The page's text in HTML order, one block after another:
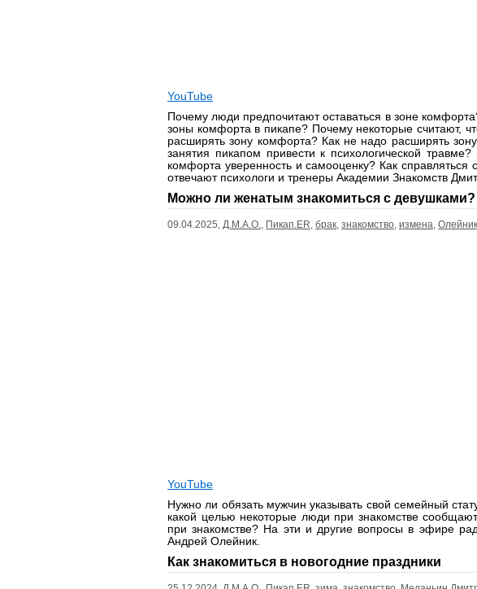
YouTube
Почему люди предпочитают оставаться в зоне
зоны комфорта в пикапе? Почему некоторые считают,
расширять зону комфорта? Как не надо расширять
занятия пикапом привести к психологической
комфорта уверенность и самооценку? Как
отвечают психологи и тренеры Академии Знакомств
Можно ли женатым знакомиться с девушками?
09.04.2025, Д.М.А.О., Пикап.ER, брак, знакомство, измена,
YouTube
Нужно ли обязать мужчин указывать свой семейный
какой целью некоторые люди при знакомстве
при знакомстве? На эти и другие вопросы в эфире
Андрей Олейник.
Как знакомиться в новогодние праздники